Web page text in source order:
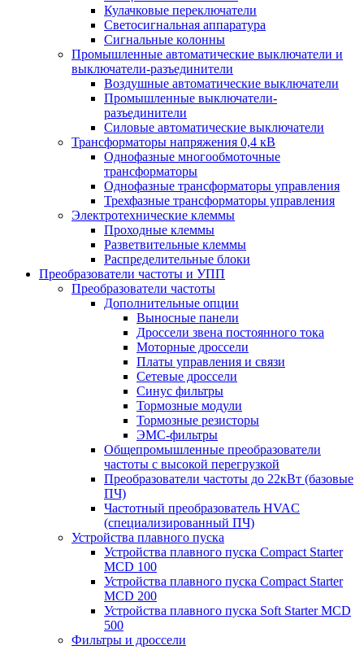
Кулачковые переключатели
Светосигнальная аппаратура
Сигнальные колонны
Промышленные автоматические выключатели и
выключатели-разъединители
Воздушные автоматические выключатели
Промышленные выключатели-
разъединители
Силовые автоматические выключатели
Трансформаторы напряжения 0,4 кВ
Однофазные многообмоточные
трансформаторы
Однофазные трансформаторы управления
Трехфазные трансформаторы управления
Электротехнические клеммы
Проходные клеммы
Разветвительные клеммы
Распределительные блоки
Преобразователи частоты и УПП
Преобразователи частоты
Дополнительные опции
Выносные панели
Дроссели звена постоянного тока
Моторные дроссели
Платы управления и связи
Сетевые дроссели
Синус фильтры
Тормозные модули
Тормозные резисторы
ЭМС-фильтры
Общепромышленные преобразователи
частоты с высокой перегрузкой
Преобразователи частоты до 22кВт (базовые
ПЧ)
Частотный преобразователь HVAC
(специализированный ПЧ)
Устройства плавного пуска
Устройства плавного пуска Compact Starter
MCD 100
Устройства плавного пуска Compact Starter
MCD 200
Устройства плавного пуска Soft Starter MCD
500
Фильтры и дроссели